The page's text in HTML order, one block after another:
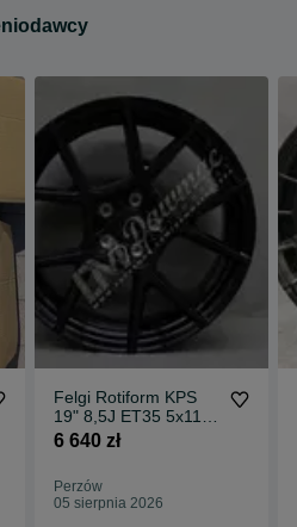
Felgi Rotiform KPS
19" 8,5J ET35 5x112
Matte Black Face w/
6 640 zł
Perzów
05 sierpnia 2026